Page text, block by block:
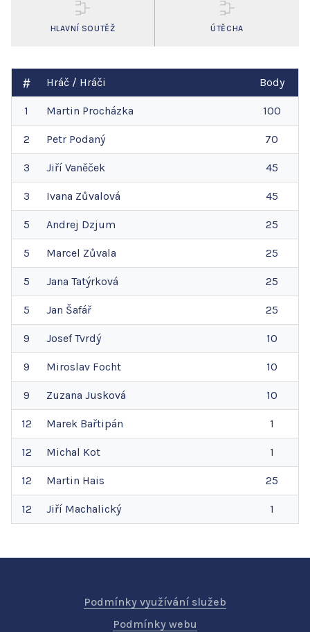
HLAVNÍ SOUTĚŽ ÚTĚCHA
Hráč / Hráči Body
1 Martin Procházka 100
2 Petr Podaný 70
3 Jiří Vaněček 45
3 Ivana Zůvalová 45
5 Andrej Dzjum 25
5 Marcel Zůvala 25
5 Jana Tatýrková 25
5 Jan Šafář 25
9 Josef Tvrdý 10
9 Miroslav Focht 10
9 Zuzana Jusková 10
12 Marek Bařtipán 1
12 Michal Kot 1
12 Martin Hais 25
12 Jiří Machalický 1
Podmínky využívání služeb
Podmínky webu